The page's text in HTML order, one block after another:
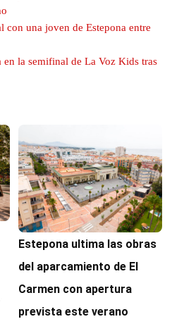
una joven de Estepona entre
en la semifinal de La Voz Kids tras
Estepona ultima las obras
del aparcamiento de El
Carmen con apertura
prevista este verano